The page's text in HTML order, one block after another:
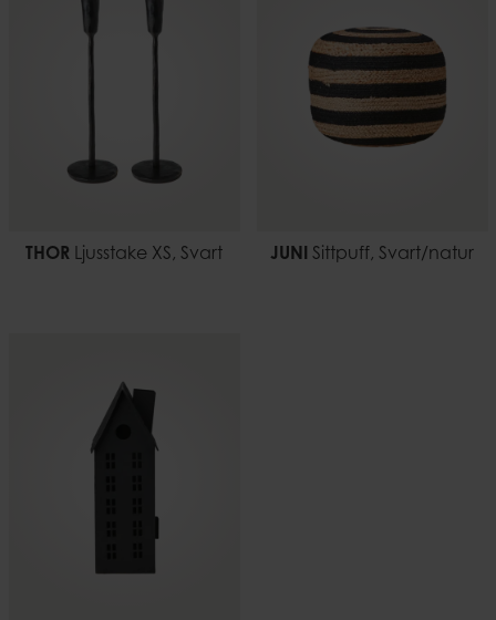
7332793049175
THOR Ljusstake XS, Svart JUNI Sittpuff, Svart/natur